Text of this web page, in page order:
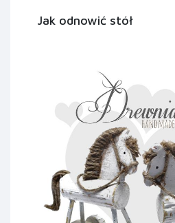
Jak odnowić stół